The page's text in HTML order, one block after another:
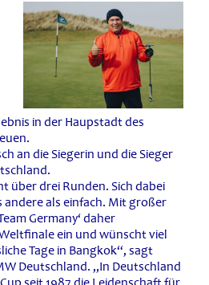
in der Haupstadt des
an die Siegerin und die Sieger
über drei Runden. Sich dabei
andere als einfach. Mit großer
Germany‘ daher
ein und wünscht viel
Tage in Bangkok“, sagt
Deutschland. „In Deutschland